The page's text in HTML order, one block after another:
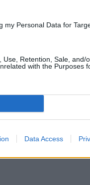
my Personal Data for
Retention, Sale, and/
with the Purposes
Data Access